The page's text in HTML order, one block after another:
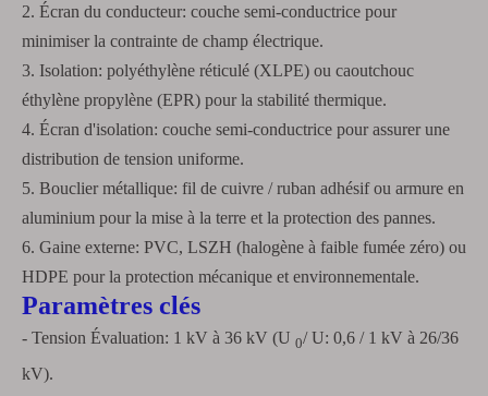
2. Écran du conducteur: couche semi-conductrice pour
minimiser la contrainte de champ électrique.
3. Isolation: polyéthylène réticulé (XLPE) ou caoutchouc
éthylène propylène (EPR) pour la stabilité thermique.
4. Écran d'isolation: couche semi-conductrice pour assurer une
distribution de tension uniforme.
5. Bouclier métallique: fil de cuivre / ruban adhésif ou armure en
aluminium pour la mise à la terre et la protection des pannes.
6. Gaine externe: PVC, LSZH (halogène à faible fumée zéro) ou
HDPE pour la protection mécanique et environnementale.
Paramètres clés
- Tension Évaluation: 1 kV à 36 kV (U 0/ U: 0,6 / 1 kV à 26/36
kV).